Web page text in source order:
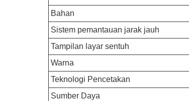
Bahan
Sistem pemantauan jarak jauh
Tampilan layar sentuh
Warna
Teknologi Pencetakan
Sumber Daya